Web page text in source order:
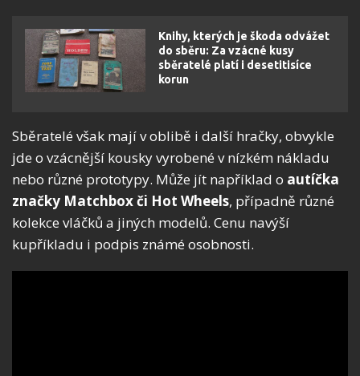
Knihy, kterých je škoda odvážet
do sběru: Za vzácné kusy
sběratelé platí i desetitisíce
korun
Sběratelé však mají v oblibě i další hračky, obvykle
jde o vzácnější kousky vyrobené v nízkém nákladu
nebo různé prototypy. Může jít například o autíčka
značky Matchbox či Hot Wheels, případně různé
kolekce vláčků a jiných modelů. Cenu navýší
kupříkladu i podpis známé osobnosti.